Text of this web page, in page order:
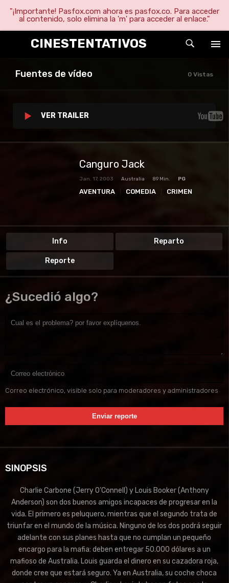
"¡Importante! Pasfox.com ahora es pasfox.co. Para acceder
al contenido, solo elimina la 'm' para acceder al enlace."
CINESTENTATIVOS
Fuentes de vídeo 0 Vistas
VER TRAILER
Canguro Jack
Jan. 17, 2003 Australia 89 Min. PG
AVENTURA COMEDIA
CRIMEN
Info Reparto
Reporte
¿Sucedió algo?
Correo electrónico, visible solo para moderadores y administradores
SINOPSIS
Charlie Carbone (Jerry O’Connell) y Louis Booker (Anthony
Anderson) son dos buenos amigos incapaces de progresar en la
vida. El primero es peluquero, mientras que el segundo trata de
triunfar en el mundo de la música. Ninguno de los dos podrá seguir
adelante con sus planes hasta que no cumplan un pequeño
encargo para la mafia: deben entregar 50.000 dólares a un
mafioso de Australia. Louis guarda el dinero en su cazadora roja,
donde cree que estará seguro. Ya en Australia, su coche choca